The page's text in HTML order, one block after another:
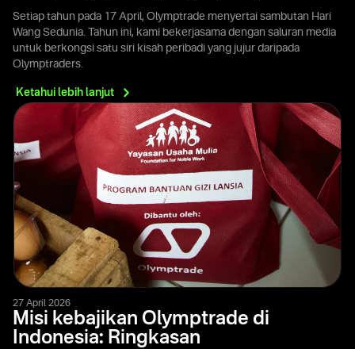
Setiap tahun pada 17 April, Olymptrade menyertai sambutan Hari
Wang Sedunia. Tahun ini, kami bekerjasama dengan saluran media
untuk berkongsi satu siri kisah peribadi yang jujur daripada
Olymptraders.
Ketahui lebih lanjut
27 April 2026
Misi kebajikan Olymptrade di
Indonesia: Ringkasan